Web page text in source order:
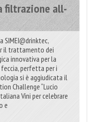
filtrazione all-
SIMEI@drinktec,
il trattamento dei
innovativa per la
perfetta per i
si è aggiudicata il
Challenge “Lucio
Vini per celebrare
e